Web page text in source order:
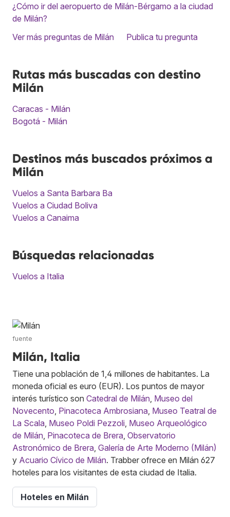
¿Cómo ir del aeropuerto de Milán-Bérgamo a la ciudad
de Milán?
Ver más preguntas de Milán
Publica tu pregunta
Rutas más buscadas con destino
Milán
Caracas - Milán
Bogotá - Milán
Destinos más buscados próximos a
Milán
Vuelos a Santa Barbara Ba
Vuelos a Ciudad Boliva
Vuelos a Canaima
Búsquedas relacionadas
Vuelos a Italia
fuente
Milán, Italia
Tiene una población de 1,4 millones de habitantes. La
moneda oficial es euro (EUR). Los puntos de mayor
interés turístico son Catedral de Milán Museo del
Novecento Pinacoteca Ambrosiana Museo Teatral de
La Scala Museo Poldi Pezzoli Museo Arqueológico
de Milán Pinacoteca de Brera Observatorio
Astronómico de Brera Galería de Arte Moderno (Milán)
y Acuario Cívico de Milán. Trabber ofrece en Milán 627
hoteles para los visitantes de esta ciudad de Italia.
Hoteles en Milán